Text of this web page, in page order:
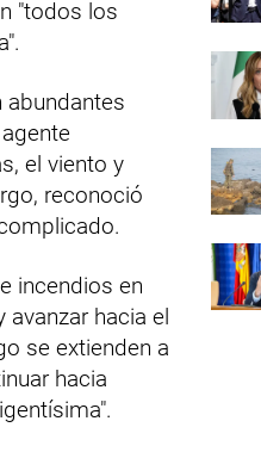
"todos los
abundantes
el viento y
reconoció
incendios en
hacia el
se extienden a
hacia